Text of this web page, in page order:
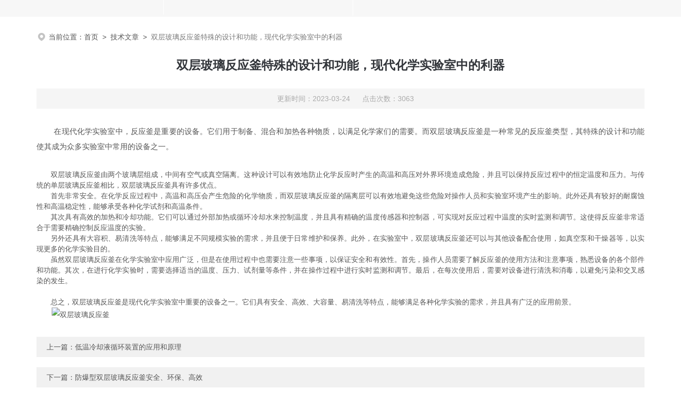
当前位置： 首页 > 技术文章 > 双层玻璃反应釜特殊的设计和功能，现代化学实验室中的利器
双层玻璃反应釜特殊的设计和功能，现代化学实验室中的利器
更新时间：2023-03-24 点击次数：3063
在现代化学实验室中，反应釜是重要的设备。它们用于制备、混合和加热各种物质，以满足化学家们的需要。而双层玻璃反应釜是一种常见的反应釜类型，其特殊的设计和功能
使其成为众多实验室中常用的设备之一。
双层玻璃反应釜由两个玻璃层组成，中间有空气或真空隔离。这种设计可以有效地防止化学反应时产生的高温和高压对外界环境造成危险，并且可以保持反应过程中的恒定温度和压力。与传
统的单层玻璃反应釜相比，双层玻璃反应釜具有许多优点。
首先非常安全。在化学反应过程中，高温和高压会产生危险的化学物质，而双层玻璃反应釜的隔离层可以有效地避免这些危险对操作人员和实验室环境产生的影响。此外还具有较好的耐腐蚀
性和高温稳定性，能够承受各种化学试剂和高温条件。
其次具有高效的加热和冷却功能。它们可以通过外部加热或循环冷却水来控制温度，并且具有精确的温度传感器和控制器，可实现对反应过程中温度的实时监测和调节。这使得反应釜非常适
合于需要精确控制反应温度的实验。
另外还具有大容积、易清洗等特点，能够满足不同规模实验的需求，并且便于日常维护和保养。此外，在实验室中，双层玻璃反应釜还可以与其他设备配合使用，如真空泵和干燥器等，以实
现更多的化学实验目的。
虽然双层玻璃反应釜在化学实验室中应用广泛，但是在使用过程中也需要注意一些事项，以保证安全和有效性。首先，操作人员需要了解反应釜的使用方法和注意事项，熟悉设备的各个部件
和功能。其次，在进行化学实验时，需要选择适当的温度、压力、试剂量等条件，并在操作过程中进行实时监测和调节。最后，在每次使用后，需要对设备进行清洗和消毒，以避免污染和交叉感
染的发生。
总之，双层玻璃反应釜是现代化学实验室中重要的设备之一。它们具有安全、高效、大容量、易清洗等特点，能够满足各种化学实验的需求，并且具有广泛的应用前景。
上一篇： 低温冷却液循环装置的应用和原理
下一篇： 防爆型双层玻璃反应釜安全、环保、高效